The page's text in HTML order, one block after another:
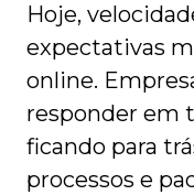
Hoje,
expectativas
online.
responder em
ficando para
processos e